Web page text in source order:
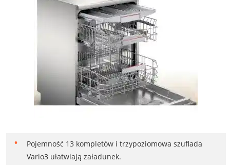
Pojemność 13 kompletów i trzypoziomowa szuflada
Vario3 ułatwiają załadunek.